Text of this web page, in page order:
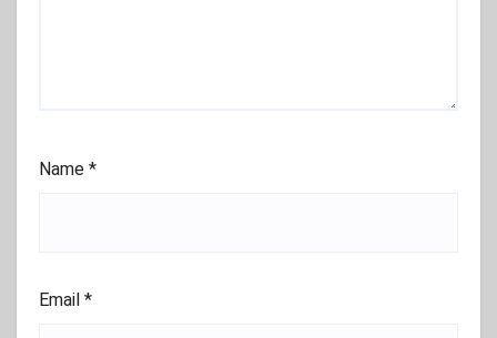
Name *
Email *